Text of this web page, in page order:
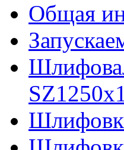
Общая